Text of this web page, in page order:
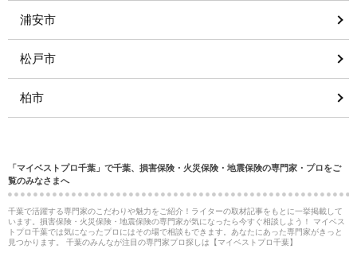
浦安市
松戸市
柏市
「マイベストプロ千葉」で千葉、損害保険・火災保険・地震保険の専門家・プロをご
覧のみなさまへ
千葉で活躍する専門家のこだわりや魅力をご紹介！ライターの取材記事をもとに一挙掲載して
います。損害保険・火災保険・地震保険の専門家が気になったら今すぐ相談しよう！ マイベス
トプロ千葉では気になったプロにはその場で相談もできます。あなたにあった専門家がきっと
見つかります。 千葉のみんなが注目の専門家プロ探しは【マイベストプロ千葉】